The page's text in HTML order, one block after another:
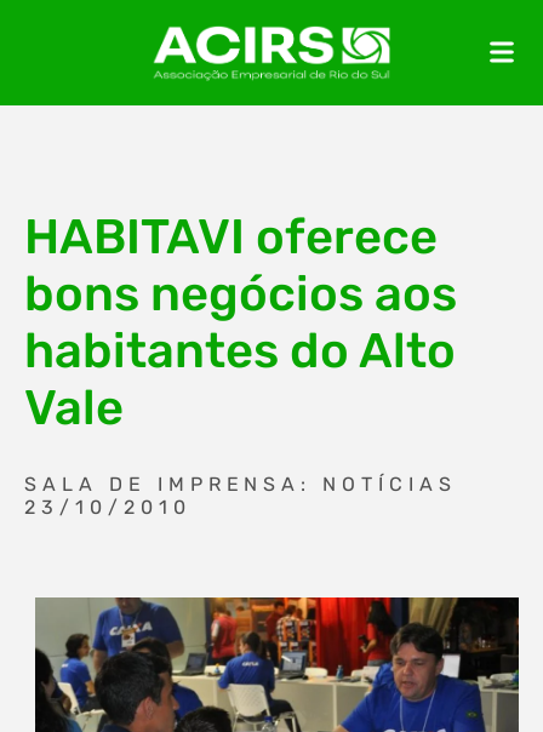
HABITAVI oferece
bons negócios aos
habitantes do Alto
Vale
SALA DE IMPRENSA: NOTÍCIAS
23/10/2010